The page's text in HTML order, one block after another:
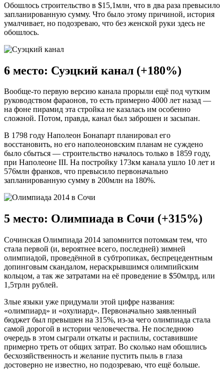
Обошлось строительство в $15,1млн, что в два раза превысило
запланированную сумму. Что было этому причиной, история
умалчивает, но подозреваю, что без женской руки здесь не
обошлось.
6 место: Суэцкий канал (+180%)
Вообще-то первую версию канала прорыли ещё под чутким
руководством фараонов, то есть примерно 4000 лет назад —
на фоне пирамид эта стройка не казалась им особенно
сложной. Потом, правда, канал был заброшен и засыпан.
В 1798 году Наполеон Бонапарт планировал его
восстановить, но его наполеоновским планам не суждено
было сбыться — строительство началось только в 1859 году,
при Наполеоне III. На постройку 173км канала ушло 10 лет и
576млн франков, что превысило первоначально
запланированную сумму в 200млн на 180%.
5 место: Олимпиада в Сочи (+315%)
Сочинская Олимпиада 2014 запомнится потомкам тем, что
стала первой (и, вероятнее всего, последней) зимней
олимпиадой, проведённой в субтропиках, беспрецедентным
допинговым скандалом, нераскрывшимся олимпийским
кольцом, а так же затратами на её проведение в $50млрд, или
1,5трлн рублей.
Злые языки уже придумали этой цифре названия:
«олимпиард» и «охулиард». Первоначально заявленный
бюджет был превышен на 315%, из-за чего олимпиада стала
самой дорогой в истории человечества. Не последнюю
очередь в этом сыграли откаты и распилы, составившие
примерно треть от общих затрат. Во сколько нам обошлись
бесхозяйственность и желание пустить пыль в глаза
достоверно не известно, но подозреваю, что ещё больше.